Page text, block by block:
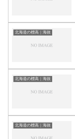
北海道の標高｜海抜
北海道の標高｜海抜
北海道の標高｜海抜